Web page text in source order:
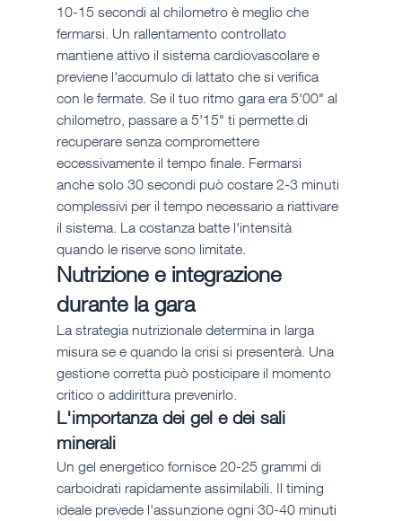
10-15 secondi al chilometro è meglio che
fermarsi. Un rallentamento controllato
mantiene attivo il sistema cardiovascolare e
previene l'accumulo di lattato che si verifica
con le fermate. Se il tuo ritmo gara era 5'00" al
chilometro, passare a 5'15" ti permette di
recuperare senza compromettere
eccessivamente il tempo finale. Fermarsi
anche solo 30 secondi può costare 2-3 minuti
complessivi per il tempo necessario a riattivare
il sistema. La costanza batte l'intensità
quando le riserve sono limitate.
Nutrizione e integrazione
durante la gara
La strategia nutrizionale determina in larga
misura se e quando la crisi si presenterà. Una
gestione corretta può posticipare il momento
critico o addirittura prevenirlo.
L'importanza dei gel e dei sali
minerali
Un gel energetico fornisce 20-25 grammi di
carboidrati rapidamente assimilabili. Il timing
ideale prevede l'assunzione ogni 30-40 minuti